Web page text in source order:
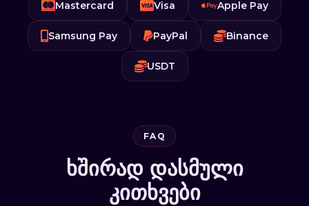
Mastercard Visa Apple Pay
Samsung Pay PayPal Binance
USDT
FAQ
ხშირად დასმული
კითხვები